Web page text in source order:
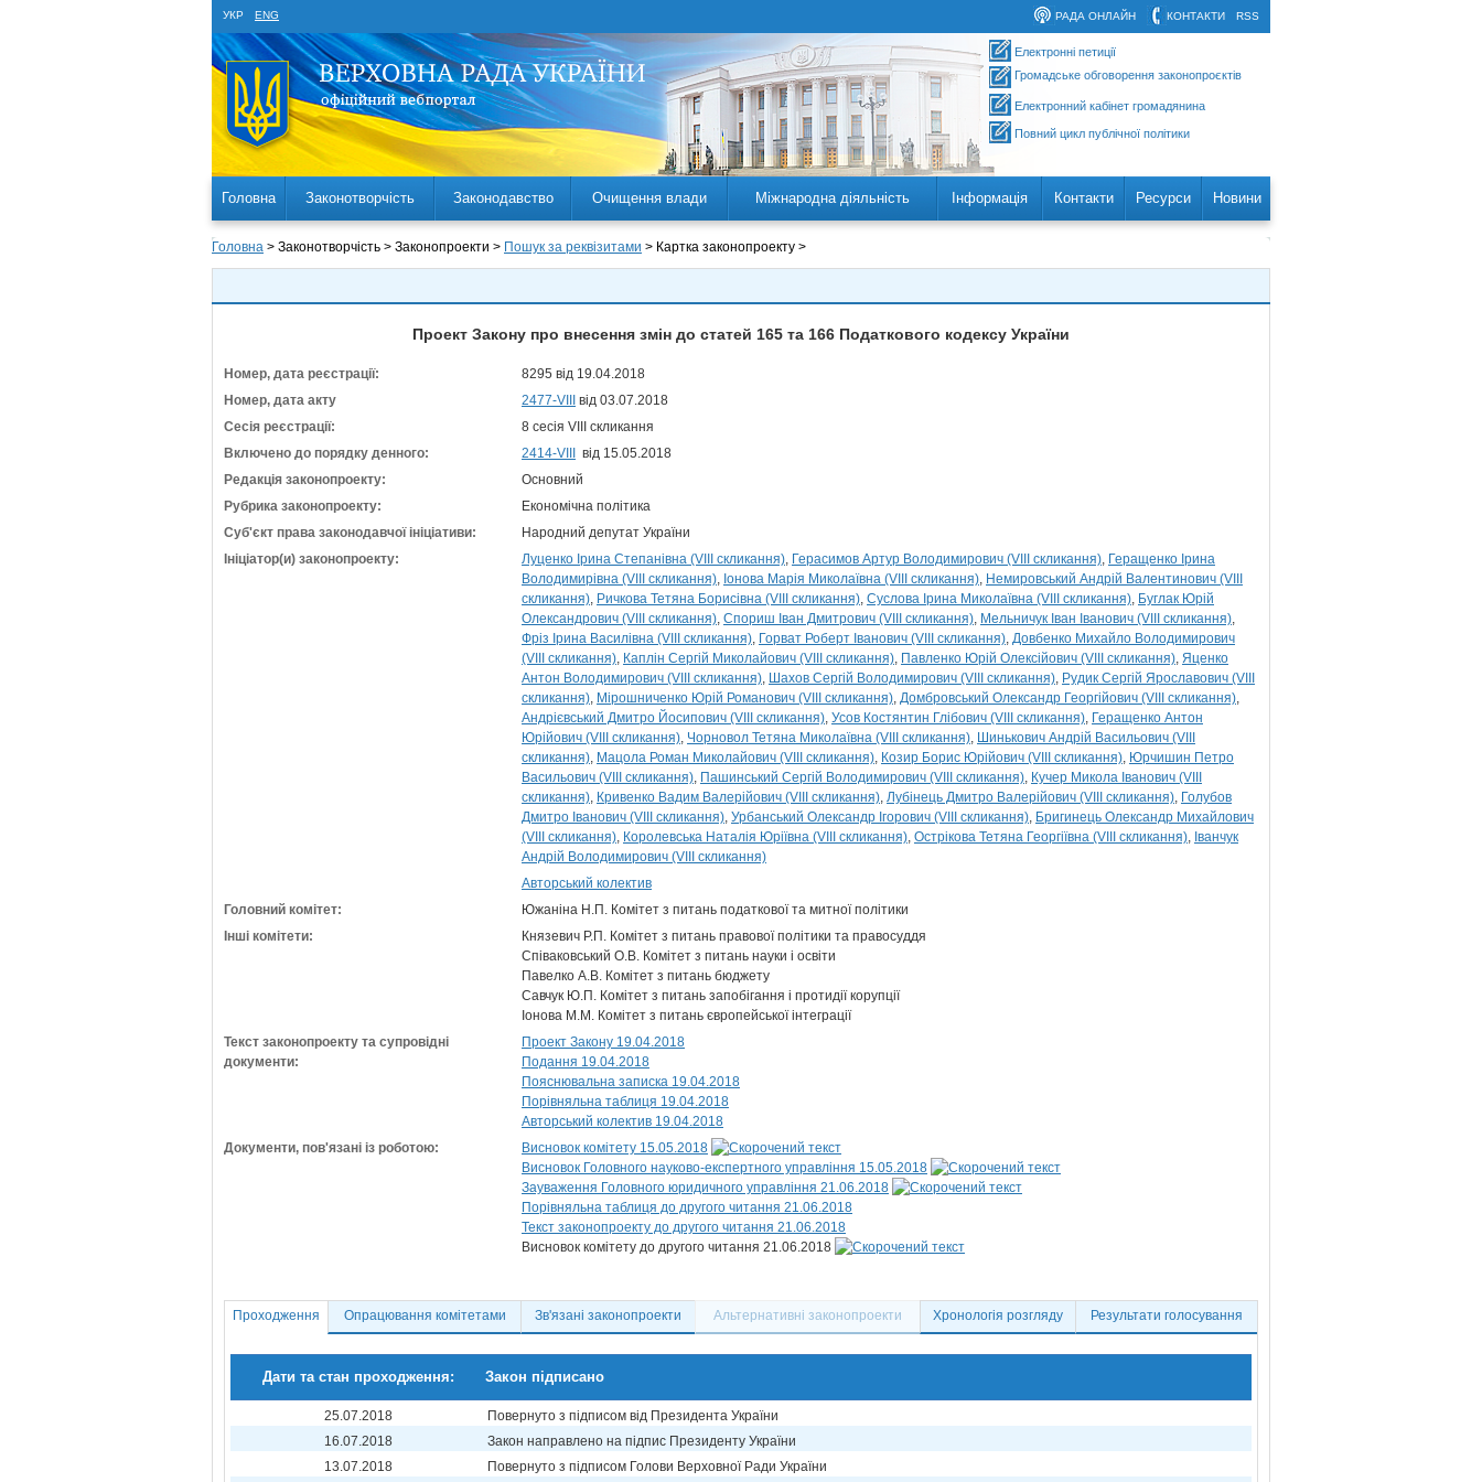
УКР ENG RSS
КОНТАКТИ
РАДА ОНЛАЙН
Електронні петиції
Громадське обговорення законопроєктів
Електронний кабінет громадянина
Повний цикл публічної політики
Головна Законотворчість Законодавство Очищення влади Міжнародна діяльність Інформація Контакти Ресурси Новини
Головна > Законотворчість > Законопроекти > Пошук за реквізитами > Картка законопроекту >
Проект Закону про внесення змін до статей 165 та 166 Податкового кодексу України
Номер, дата реєстрації:
8295 від 19.04.2018
Номер, дата акту
2477-VIII
від 03.07.2018
Сесія реєстрації:
8 сесія VIII скликання
Включено до порядку денного:
2414-VIII
від 15.05.2018
Редакція законопроекту:
Основний
Рубрика законопроекту:
Економічна політика
Суб'єкт права законодавчої ініціативи:
Народний депутат України
Ініціатор(и) законопроекту:
Луценко Ірина Степанівна (VIII скликання) Герасимов Артур Володимирович (VIII скликання) Геращенко Ірина
Володимирівна (VIII скликання)
Іонова Марія Миколаївна (VIII скликання) Немировський Андрій Валентинович (VIII
скликання) Ричкова Тетяна Борисівна (VIII скликання) Суслова Ірина Миколаївна (VIII скликання) Буглак Юрій
Олександрович (VIII скликання) Спориш Іван Дмитрович (VIII скликання) Мельничук Іван Іванович (VIII скликання)
Фріз Ірина Василівна (VIII скликання) Горват Роберт Іванович (VIII скликання) Довбенко Михайло Володимирович
(VIII скликання) Каплін Сергій Миколайович (VIII скликання) Павленко Юрій Олексійович (VIII скликання) Яценко
Антон Володимирович (VIII скликання) Шахов Сергій Володимирович (VIII скликання) Рудик Сергій Ярославович (VIII
скликання) Мірошниченко Юрій Романович (VIII скликання) Домбровський Олександр Георгійович (VIII скликання)
Андрієвський Дмитро Йосипович (VIII скликання) Усов Костянтин Глібович (VIII скликання) Геращенко Антон
Юрійович (VIII скликання) Чорновол Тетяна Миколаївна (VIII скликання) Шинькович Андрій Васильович (VIII
скликання) Мацола Роман Миколайович (VIII скликання) Козир Борис Юрійович (VIII скликання) Юрчишин Петро
Васильович (VIII скликання) Пашинський Сергій Володимирович (VIII скликання) Кучер Микола Іванович (VIII
скликання) Кривенко Вадим Валерійович (VIII скликання) Лубінець Дмитро Валерійович (VIII скликання) Голубов
Дмитро Іванович (VIII скликання) Урбанський Олександр Ігорович (VIII скликання) Бригинець Олександр Михайлович
(VIII скликання) Королевська Наталія Юріївна (VIII скликання) Острікова Тетяна Георгіївна (VIII скликання)
Іванчук
Андрій Володимирович (VIII скликання)
Авторський колектив
Головний комітет:
Южаніна Н.П. Комітет з питань податкової та митної політики
Інші комітети:
Князевич Р.П. Комітет з питань правової політики та правосуддя
Співаковський О.В. Комітет з питань науки і освіти
Павелко А.В. Комітет з питань бюджету
Савчук Ю.П. Комітет з питань запобігання і протидії корупції
Іонова М.М. Комітет з питань європейської інтеграції
Текст законопроекту та супровідні
документи:
Проект Закону 19.04.2018
Подання 19.04.2018
Пояснювальна записка 19.04.2018
Порівняльна таблиця 19.04.2018
Авторський колектив 19.04.2018
Документи, пов'язані із роботою:
Висновок комітету 15.05.2018
Висновок Головного науково-експертного управління 15.05.2018
Зауваження Головного юридичного управління 21.06.2018
Порівняльна таблиця до другого читання 21.06.2018
Текст законопроекту до другого читання 21.06.2018
Висновок комітету до другого читання 21.06.2018
Проходження Опрацювання комітетами Зв'язані законопроекти Альтернативні законопроекти Хронологія розгляду Результати голосування
Дати та стан проходження: Закон підписано
25.07.2018
Повернуто з підписом від Президента України
16.07.2018
Закон направлено на підпис Президенту України
13.07.2018
Повернуто з підписом Голови Верховної Ради України